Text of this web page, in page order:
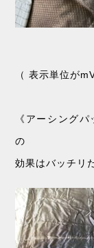
（ 表示単位が
《アーシング
の
効果はバッチリ